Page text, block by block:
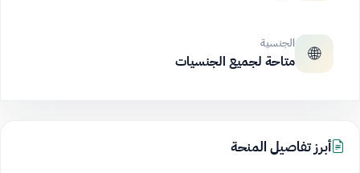
🌐 الجنسية
متاحة لجميع الجنسيات
أبرز تفاصيل المنحة